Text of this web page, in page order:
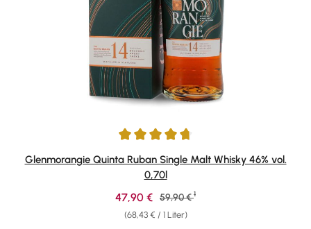
Durchschnittliche Bewertung von 4.84 von 5 Sternen
Glenmorangie Quinta Ruban Single Malt Whisky 46% vol.
0,70l
(68,43 € / 1 Liter)
Verkaufspreis:
47,90 € Regulärer Preis:
59,90 € 1